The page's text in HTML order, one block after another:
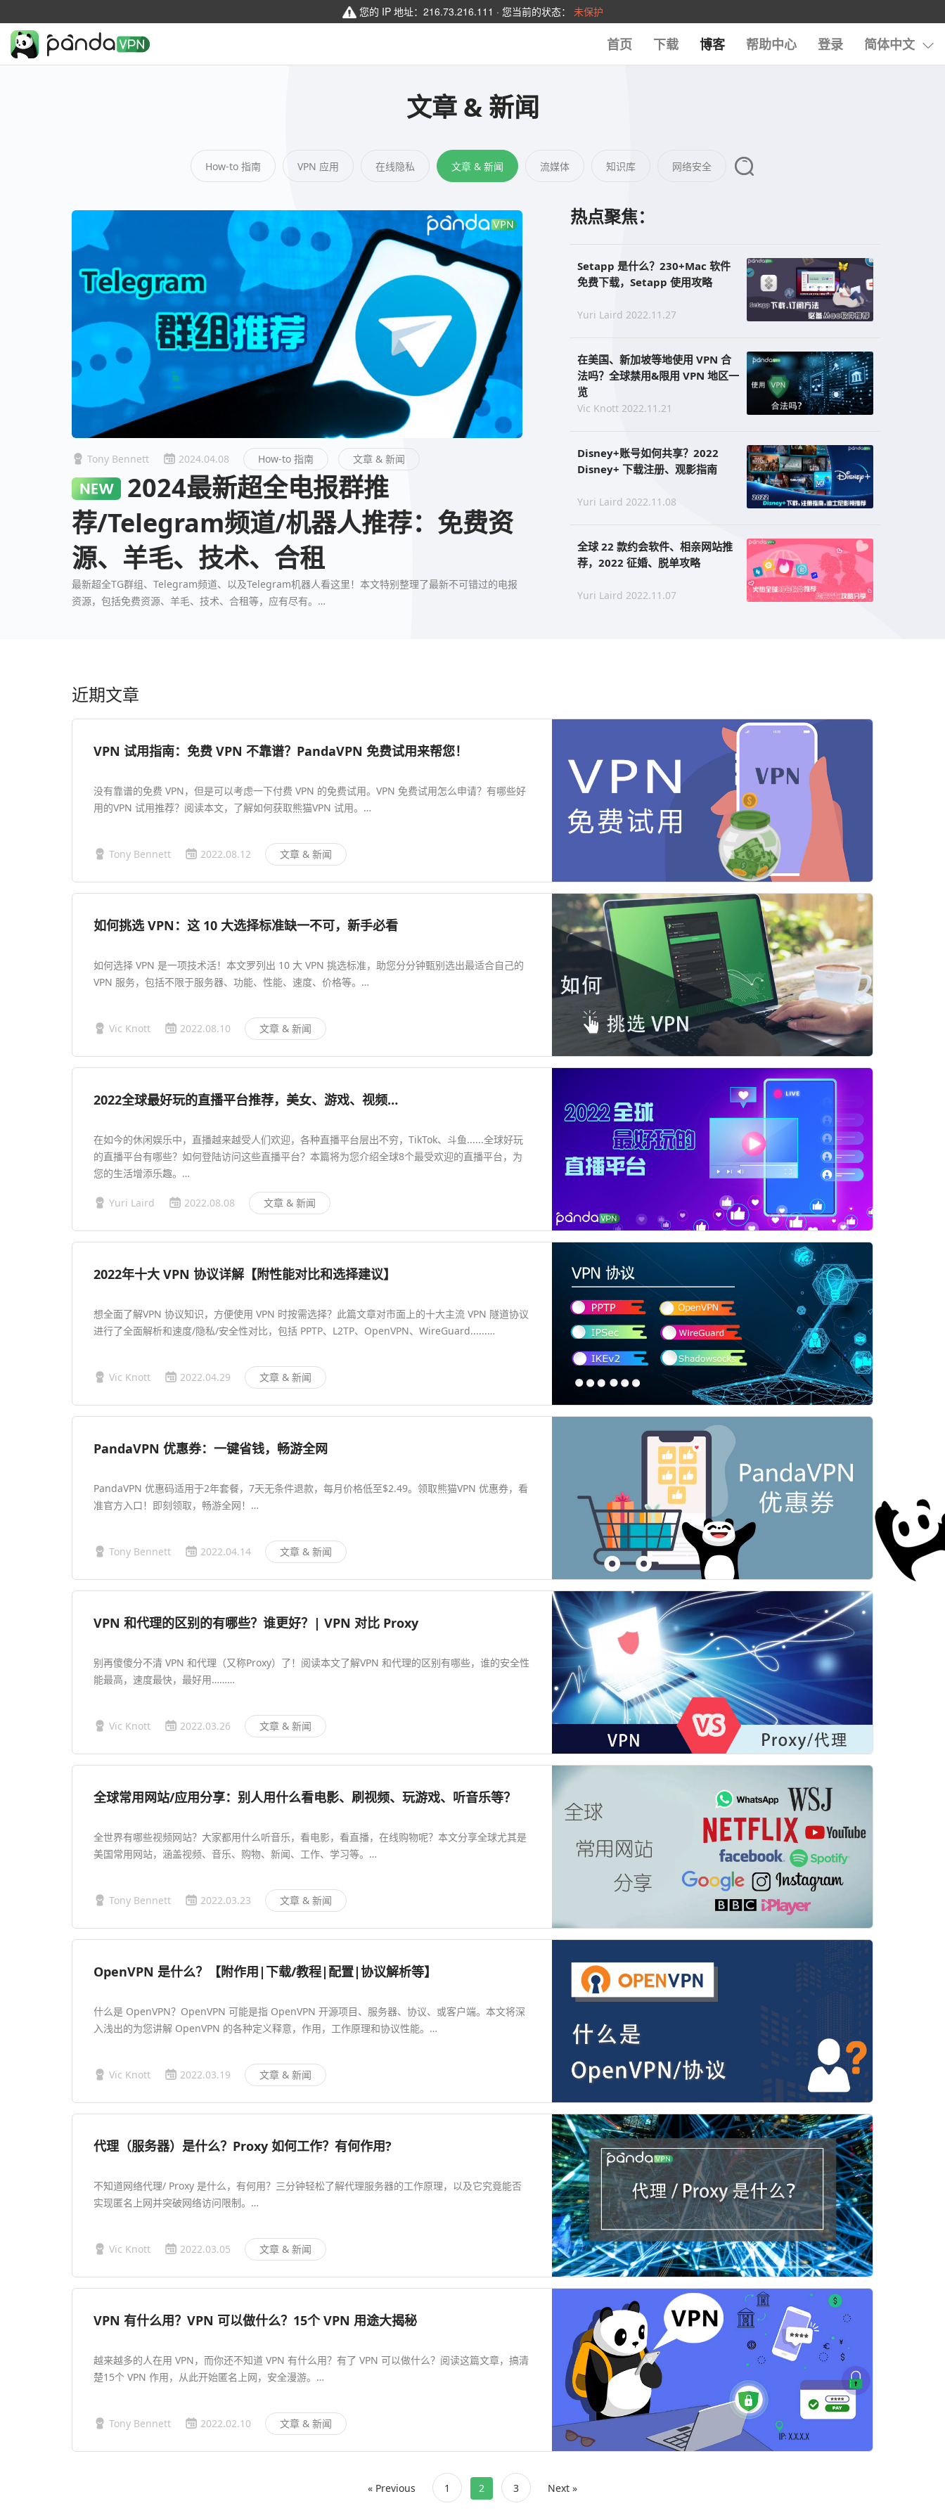
您的 IP 地址： 216.73.216.111 · 您当前的状态： 未保护
首页 下载 博客 帮助中心 登录 简体中文
文章 & 新闻
How-to 指南 VPN 应用 在线隐私 文章 & 新闻 流媒体 知识库 网络安全
Tony Bennett 2024.04.08 How-to 指南 文章 & 新闻
2024最新超全电报群推
荐/Telegram频道/机器人推荐：免费资
源、羊毛、技术、合租
最新超全TG群组、Telegram频道、以及Telegram机器人看这里！本文特别整理了最新不可错过的电报
资源，包括免费资源、羊毛、技术、合租等，应有尽有。…
热点聚焦：
Setapp 是什么？230+Mac 软件
免费下载，Setapp 使用攻略
Yuri Laird 2022.11.27
在美国、新加坡等地使用 VPN 合
法吗？全球禁用&限用 VPN 地区一
览
Vic Knott 2022.11.21
Disney+账号如何共享？2022
Disney+ 下载注册、观影指南
Yuri Laird 2022.11.08
全球 22 款约会软件、相亲网站推
荐，2022 征婚、脱单攻略
Yuri Laird 2022.11.07
近期文章
VPN 试用指南：免费 VPN 不靠谱？PandaVPN 免费试用来帮您！
没有靠谱的免费 VPN，但是可以考虑一下付费 VPN 的免费试用。VPN 免费试用怎么申请？有哪些好
用的VPN 试用推荐？阅读本文，了解如何获取熊猫VPN 试用。…
Tony Bennett 2022.08.12 文章 & 新闻
如何挑选 VPN：这 10 大选择标准缺一不可，新手必看
如何选择 VPN 是一项技术活！本文罗列出 10 大 VPN 挑选标准，助您分分钟甄别选出最适合自己的
VPN 服务，包括不限于服务器、功能、性能、速度、价格等。…
Vic Knott 2022.08.10 文章 & 新闻
2022全球最好玩的直播平台推荐，美女、游戏、视频…
在如今的休闲娱乐中，直播越来越受人们欢迎，各种直播平台层出不穷，TikTok、斗鱼......全球好玩
的直播平台有哪些？如何登陆访问这些直播平台？本篇将为您介绍全球8个最受欢迎的直播平台，为
您的生活增添乐趣。…
Yuri Laird 2022.08.08 文章 & 新闻
2022年十大 VPN 协议详解【附性能对比和选择建议】
想全面了解VPN 协议知识，方便使用 VPN 时按需选择？此篇文章对市面上的十大主流 VPN 隧道协议
进行了全面解析和速度/隐私/安全性对比，包括 PPTP、L2TP、OpenVPN、WireGuard......…
Vic Knott 2022.04.29 文章 & 新闻
PandaVPN 优惠券：一键省钱，畅游全网
PandaVPN 优惠码适用于2年套餐，7天无条件退款，每月价格低至$2.49。领取熊猫VPN 优惠券，看
准官方入口！即刻领取，畅游全网！…
Tony Bennett 2022.04.14 文章 & 新闻
VPN 和代理的区别的有哪些？谁更好？| VPN 对比 Proxy
别再傻傻分不清 VPN 和代理（又称Proxy）了！阅读本文了解VPN 和代理的区别有哪些，谁的安全性
能最高，速度最快，最好用………
Vic Knott 2022.03.26 文章 & 新闻
全球常用网站/应用分享：别人用什么看电影、刷视频、玩游戏、听音乐等？
全世界有哪些视频网站？大家都用什么听音乐，看电影，看直播，在线购物呢？本文分享全球尤其是
美国常用网站，涵盖视频、音乐、购物、新闻、工作、学习等。…
Tony Bennett 2022.03.23 文章 & 新闻
OpenVPN 是什么？【附作用|下载/教程|配置|协议解析等】
什么是 OpenVPN？OpenVPN 可能是指 OpenVPN 开源项目、服务器、协议、或客户端。本文将深
入浅出的为您讲解 OpenVPN 的各种定义释意，作用，工作原理和协议性能。…
Vic Knott 2022.03.19 文章 & 新闻
代理（服务器）是什么？Proxy 如何工作？有何作用?
不知道网络代理/ Proxy 是什么，有何用？三分钟轻松了解代理服务器的工作原理，以及它究竟能否
实现匿名上网并突破网络访问限制。…
Vic Knott 2022.03.05 文章 & 新闻
VPN 有什么用？VPN 可以做什么？15个 VPN 用途大揭秘
越来越多的人在用 VPN，而你还不知道 VPN 有什么用？有了 VPN 可以做什么？阅读这篇文章，搞清
楚15个 VPN 作用，从此开始匿名上网，安全漫游。…
Tony Bennett 2022.02.10 文章 & 新闻
« Previous 1 2 3 Next »